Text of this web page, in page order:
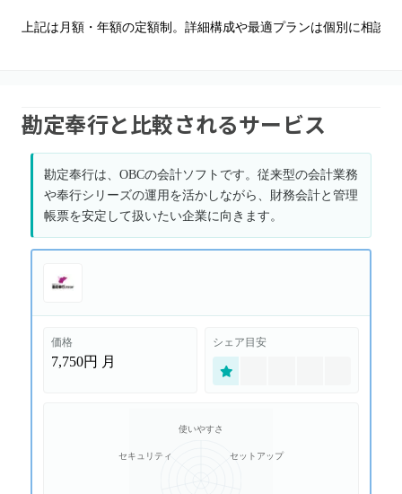
上記は月額・年額の定額制。詳細構成や最適プランは個別に相談
勘定奉行と比較されるサービス
勘定奉行は、OBCの会計ソフトです。従来型の会計業務
や奉行シリーズの運用を活かしながら、財務会計と管理
帳票を安定して扱いたい企業に向きます。
価格
7,750円 月
シェア目安
使いやすさ
セットアップ
セキュリティ